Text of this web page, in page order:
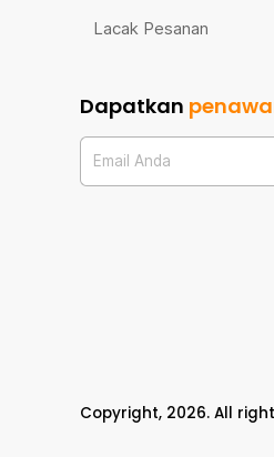
Lacak Pesanan
Dapatkan
Email Anda
Copyright, 2026. All